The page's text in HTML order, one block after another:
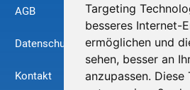
Targeting
besseres Internet-
ermöglichen und
sehen, besser an
anzupassen. Diese
AGB
Datenschutz
Kontakt